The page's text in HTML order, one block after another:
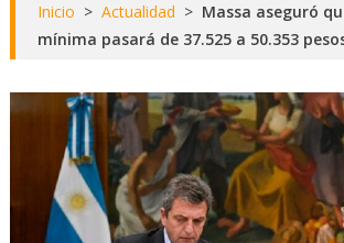
Inicio > Actualidad > Massa aseguró
mínima pasará de 37.525 a 50.353